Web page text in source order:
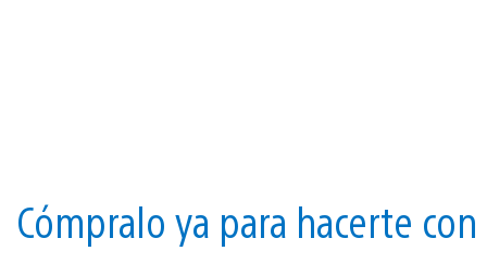
Cómpralo ya para hacerte